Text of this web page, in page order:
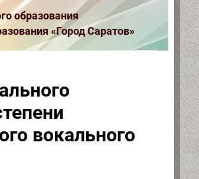
образования
«Город Саратов»
вокального